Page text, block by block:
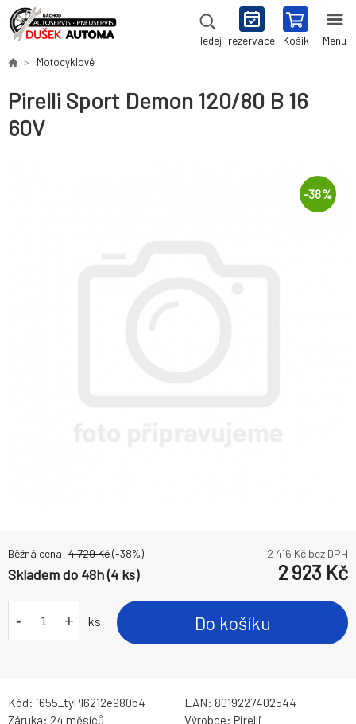
Hledej rezervace Košík Menu
Motocyklové
Pirelli Sport Demon 120/80 B 16
60V
-38%
Běžná cena: 4 729Kč(-38%) 2 416 Kč bez DPH
Skladem do 48h (4 ks) 2 923 Kč
- + ks Do košíku
Kód: i655_tyPI6212e980b4 EAN: 8019227402544
Záruka: 24 měsíců Výrobce: Pirelli